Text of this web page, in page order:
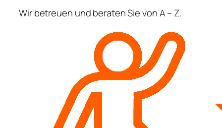
Wir betreuen und beraten Sie von A – Z.